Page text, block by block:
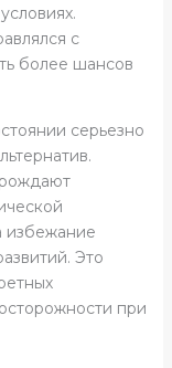
с
более шансов
серьезно
избежание
Это
при